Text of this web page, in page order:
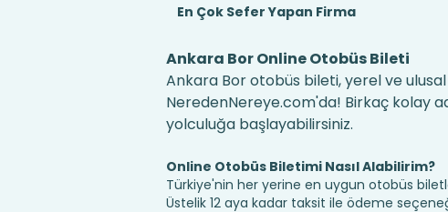
En Çok Sefer Yapan Firma
Ankara Bor Online Otobüs Bileti
Ankara Bor otobüs bileti, yerel ve
NeredenNereye.com'da! Birkaç kolay
yolculuğa başlayabilirsiniz.
Online Otobüs Biletimi Nasıl Alabilirim?
Türkiye'nin her yerine en uygun otobüs
Üstelik 12 aya kadar taksit ile ödeme